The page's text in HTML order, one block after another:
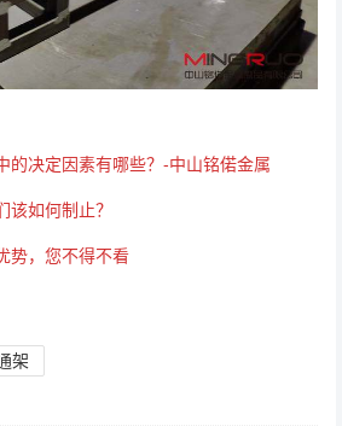
的决定因素有哪些？-中山铭偌金属
该如何制止？
势，您不得不看
架